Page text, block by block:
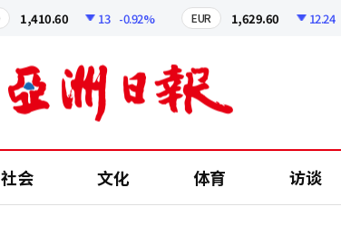
1,410.60 13 -0.92% EUR 1,629.60 12.24 -
社会 文化 体育 访谈